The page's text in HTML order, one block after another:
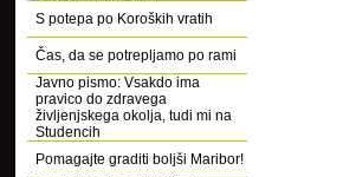
S potepa po Koroških vratih
Čas, da se potrepljamo po rami
Javno pismo: Vsakdo ima
pravico do zdravega
življenjskega okolja, tudi mi na
Studencih
Pomagajte graditi boljši Maribor!